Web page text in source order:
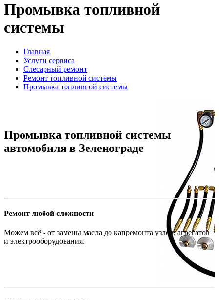
Промывка топливной
системы
Главная
Услуги сервиса
Слесарный ремонт
Ремонт топливной системы
Промывка топливной системы
Промывка топливной системы
автомобиля в Зеленограде
Ремонт любой сложности
Можем всё - от замены масла до капремонта узлов, агрегатов
и электрооборудования.